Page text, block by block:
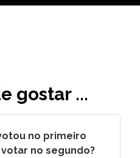
gostar ...
no primeiro
no segundo?